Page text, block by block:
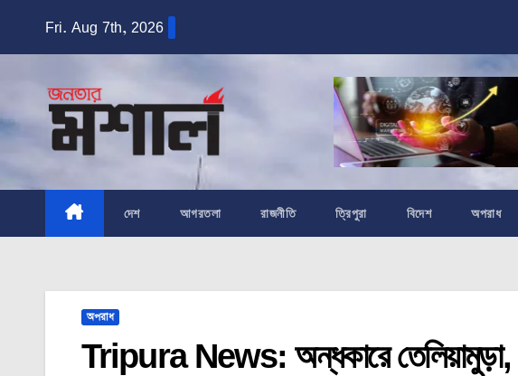
Fri. Aug 7th, 2026
দেশ আগরতলা রাজনীতি ত্রিপুরা বিদেশ অপরাধ
অপরাধ
Tripura News: অন্ধকারে তেলিয়ামুড়া,